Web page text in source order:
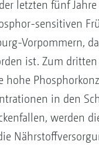
letzten fünf
sensitiven
Vorpommern,
ist. Zum
in den
werden